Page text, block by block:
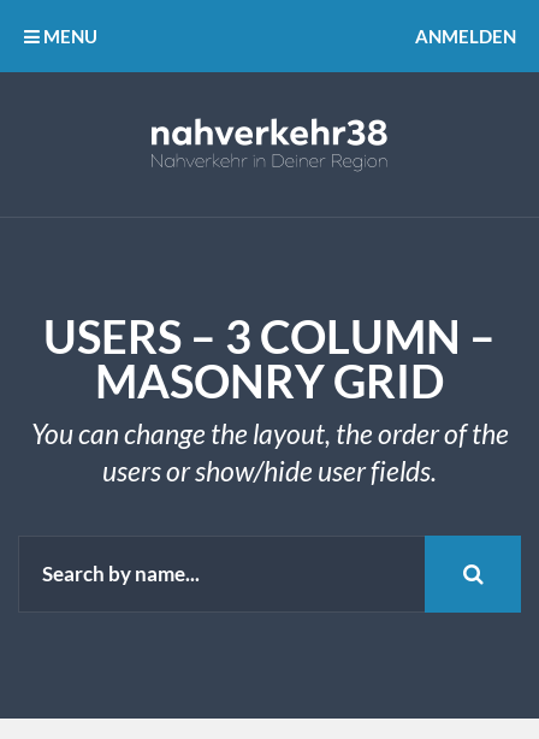
MENU ANMELDEN
USERS – 3 COLUMN –
MASONRY GRID
You can change the layout, the order of the
users or show/hide user fields.